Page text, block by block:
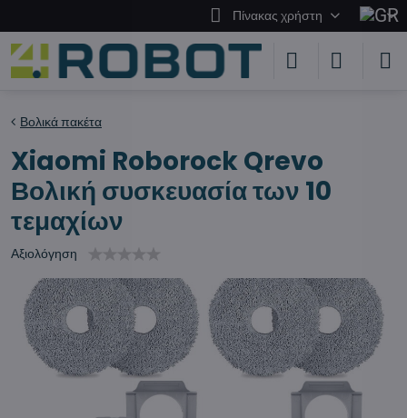
Πίνακας χρήστη
Βολικά πακέτα
Xiaomi Roborock Qrevo
Βολική συσκευασία των 10
τεμαχίων
Αξιολόγηση